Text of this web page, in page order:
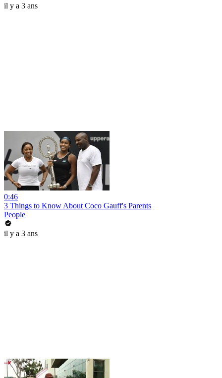
il y a 3 ans
0:46
3 Things to Know About Coco Gauff's Parents
People
il y a 3 ans